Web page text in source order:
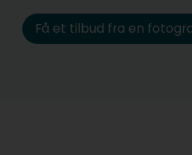
Få et tilbud fra en